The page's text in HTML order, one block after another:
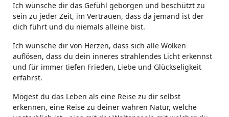
Ich wünsche dir das Gefühl geborgen und beschützt zu
sein zu jeder Zeit, im Vertrauen, dass da jemand ist der
dich führt und du niemals alleine bist.
Ich wünsche dir von Herzen, dass sich alle Wolken
auflösen, dass du dein inneres strahlendes Licht erkennst
und für immer tiefen Frieden, Liebe und Glückseligkeit
erfährst.
Mögest du das Leben als eine Reise zu dir selbst
erkennen, eine Reise zu deiner wahren Natur, welche